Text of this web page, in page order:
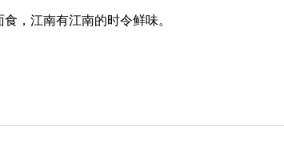
，江南有江南的时令鲜味。